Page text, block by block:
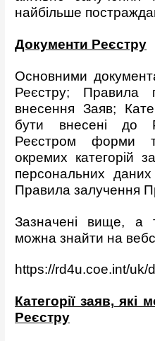
найбільше
Документи Реєстру
Основними
Реєстру; Правила
внесення Заяв;
бути внесені до
Реєстром форми
окремих категорій
персональних
Правила залучення
Зазначені вище, а
можна знайти на
https://rd4u.coe.int/uk/
Категорії заяв, які
Реєстру